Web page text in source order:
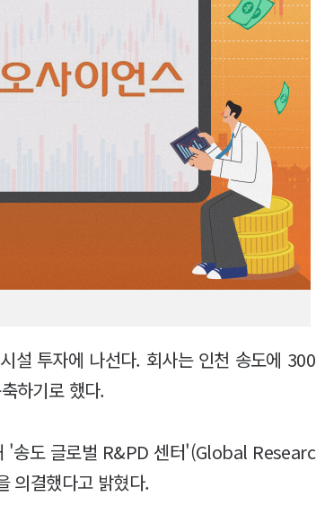
설 투자에 나선다. 회사는 인천 송도에 300
하기로 했다.
'송도 글로벌 R&PD 센터'(Global Researc
결했다고 밝혔다.